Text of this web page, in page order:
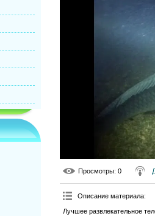
Просмотры: 0
Описание материала:
Лучшее развлекательное